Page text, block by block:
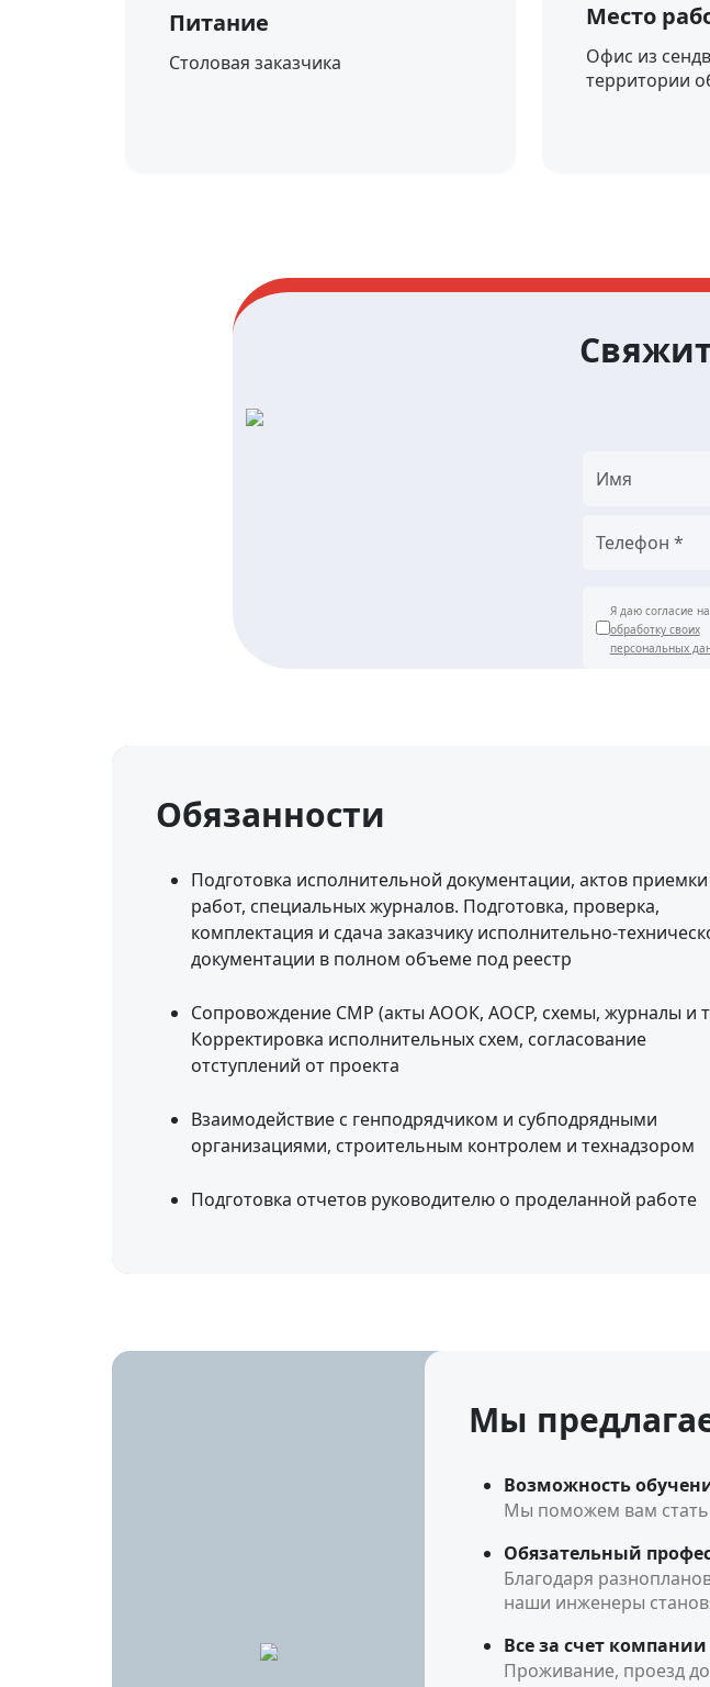
Питание
Столовая заказчика
Место
Офис из
территории
Я даю согласие на
обработку своих
персональных
Обязанности
Подготовка исполнительной документации, актов приемки
работ, специальных журналов. Подготовка, проверка,
комплектация и сдача заказчику исполнительно-
документации в полном объеме под реестр
Сопровождение СМР (акты АООК, АОСР, схемы, журналы и
Корректировка исполнительных схем, согласование
отступлений от проекта
Взаимодействие с генподрядчиком и субподрядными
организациями, строительным контролем и технадзором
Подготовка отчетов руководителю о проделанной работе
Мы
Возможность
Мы поможем вам
Обязательный
Благодаря
наши инженеры
Все за счет компании
Проживание, проезд